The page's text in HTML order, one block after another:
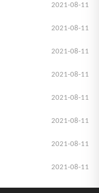
2021-08-11
2021-08-11
2021-08-11
2021-08-11
2021-08-11
2021-08-11
2021-08-11
2021-08-11